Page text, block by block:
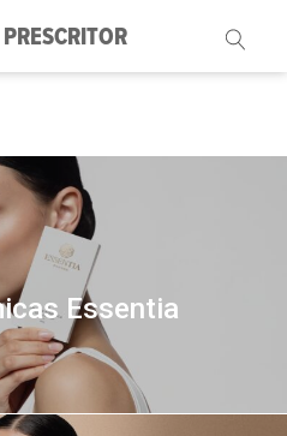
Essentia